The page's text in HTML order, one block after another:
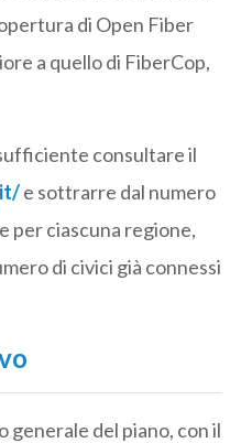
di Open Fiber
a quello di FiberCop,
consultare il
e sottrarre dal numero
per ciascuna regione,
di civici già connessi
del piano, con il